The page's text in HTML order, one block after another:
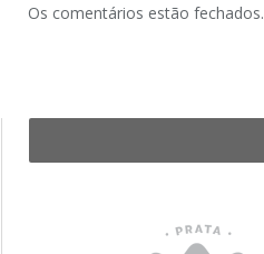
Os comentários estão fechados.